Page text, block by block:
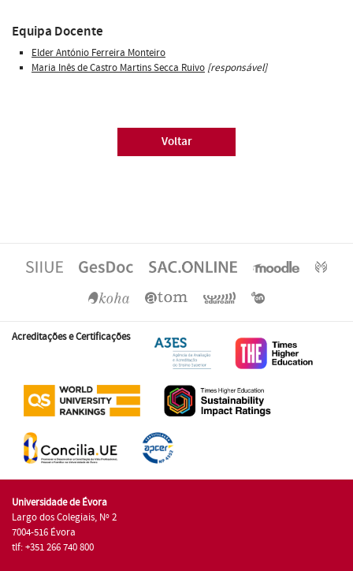
Equipa Docente
Elder António Ferreira Monteiro
Maria Inês de Castro Martins Secca Ruivo [responsável]
Voltar
Acreditações e Certificações
Universidade de Évora
Largo dos Colegiais, Nº 2
7004-516 Évora
tlf: +351 266 740 800